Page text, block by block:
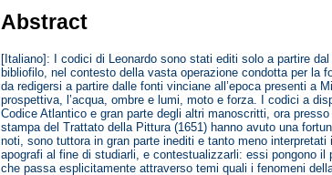
Abstract
[Italiano]: I codici di Leonardo sono stati editi solo a partire
bibliofilo, nel contesto della vasta operazione condotta per la
da redigersi a partire dalle fonti vinciane all’epoca presenti a
prospettiva, l’acqua, ombre e lumi, moto e forza. I codici a
Codice Atlantico e gran parte degli altri manoscritti, ora
stampa del Trattato della Pittura (1651) hanno avuto una
noti, sono tuttora in gran parte inediti e tanto meno
apografi al fine di studiarli, e contestualizzarli: essi pongono il
che passa esplicitamente attraverso temi quali i fenomeni